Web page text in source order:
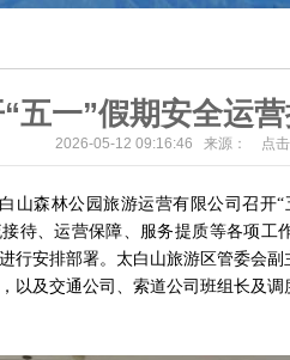
五一”假期安全运
2026-05-12 09:16:46 来源： 点
森林公园旅游运营有限公司召开“
待、运营保障、服务提质等各项工
行安排部署。太白山旅游区管委会
以及交通公司、索道公司班组长及